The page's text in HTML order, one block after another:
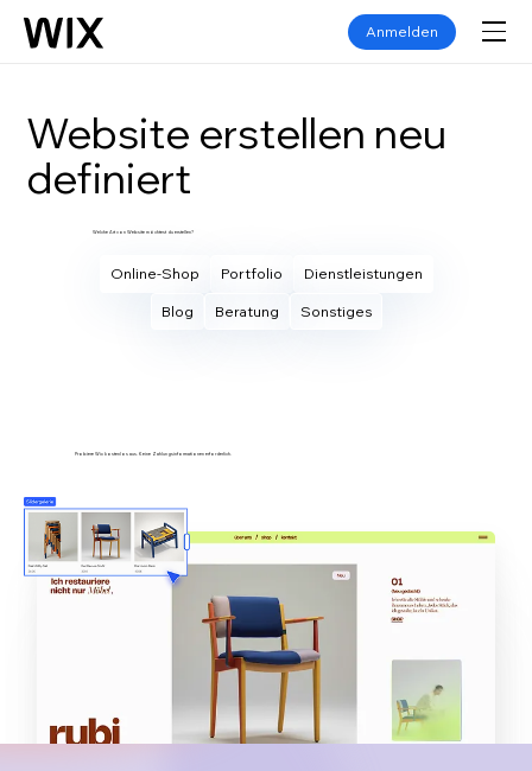
Anmelden
Website erstellen neu
definiert
Welche Art von Website möchtest du erstellen?
Online-Shop Portfolio Dienstleistungen
Blog Beratung Sonstiges
Probiere Wix kostenlos aus. Keine Zahlungsinformationen erforderlich.